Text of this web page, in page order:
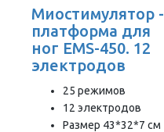
Миостимулятор -
платформа для
ног EMS-450. 12
электродов
25 режимов
12 электродов
Размер 43*32*7 см